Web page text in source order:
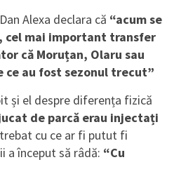
Alexa declara că “acum se
cel mai important transfer
că Moruțan, Olaru sau
ce au fost sezonul trecut”
și el despre diferența fizică
de parcă erau injectați
cu ce ar fi putut fi
a început să râdă: “Cu